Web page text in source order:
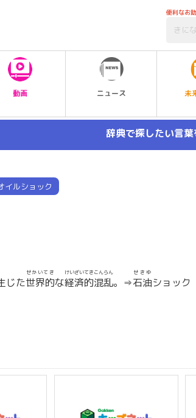
便利なお
動画 ニュース 未
辞典で探したい言
イルショック
じた世界的
せかいてき
な経済的混乱
けいざいてきこんらん
。⇒石油
せきゆ
ショック